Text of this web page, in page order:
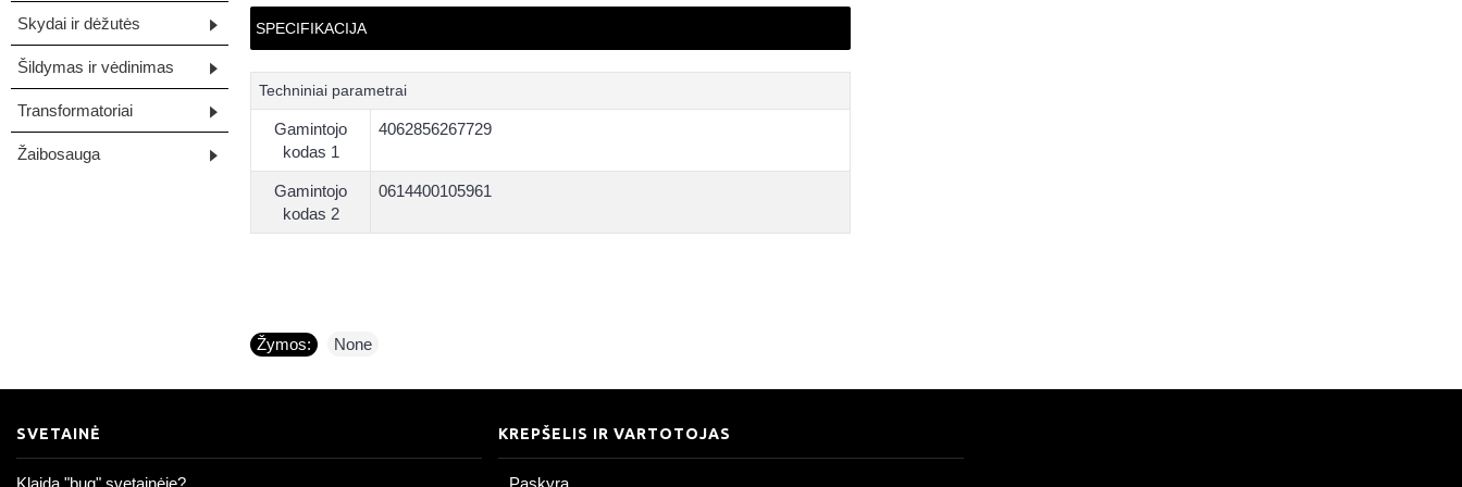
Skydai ir dėžutės
Šildymas ir vėdinimas
Transformatoriai
Žaibosauga
SPECIFIKACIJA
Techniniai parametrai
Gamintojo
kodas 1
4062856267729
Gamintojo
kodas 2
0614400105961
Žymos: None
SVETAINĖ
Klaida "bug" svetainėje?
KREPŠELIS IR VARTOTOJAS
Paskyra